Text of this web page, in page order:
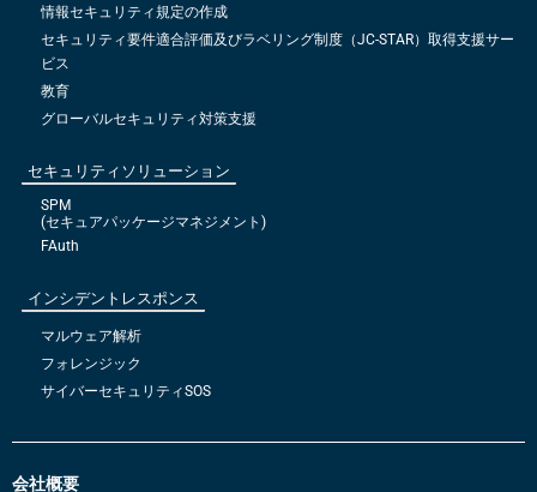
情報セキュリティ規定の作成
セキュリティ要件適合評価及びラベリング制度（JC-STAR）取得支援サー
ビス
教育
グローバルセキュリティ対策支援
セキュリティソリューション
SPM
(セキュアパッケージマネジメント)
FAuth
インシデントレスポンス
マルウェア解析
フォレンジック
サイバーセキュリティSOS
会社概要